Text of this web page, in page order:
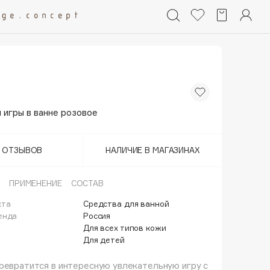
в ванне розовое
ОТЗЫВОВ НАЛИЧИЕ В МАГАЗИНАХ
ПРИМЕНЕНИЕ СОСТАВ
Средства для ванной
Россия
Для всех типов кожи
Для детей
в интересную увлекательную игру с